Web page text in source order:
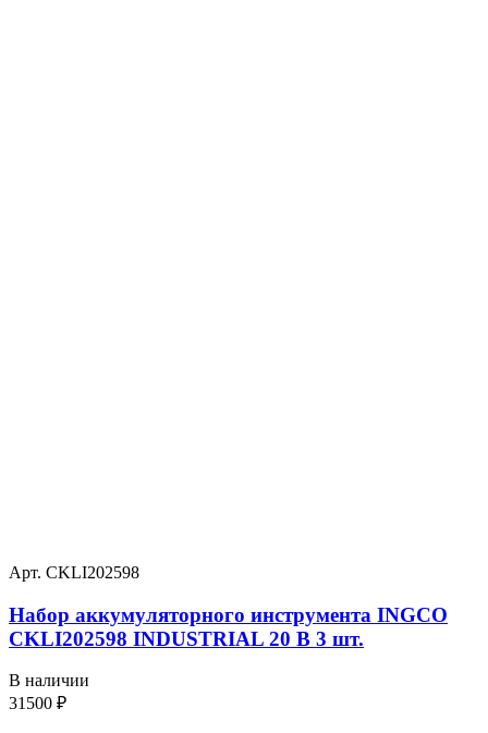
Арт. CKLI202598
Набор аккумуляторного инструмента INGCO
CKLI202598 INDUSTRIAL 20 В 3 шт.
В наличии
31500 ₽